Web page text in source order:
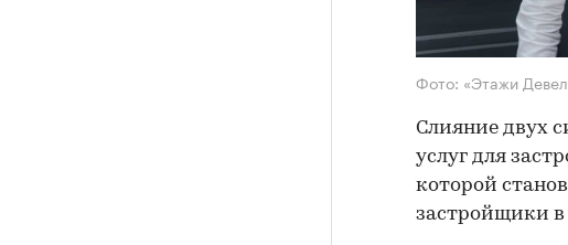
Фото: «Этажи
Слияние двух
услуг для
которой
застройщики в